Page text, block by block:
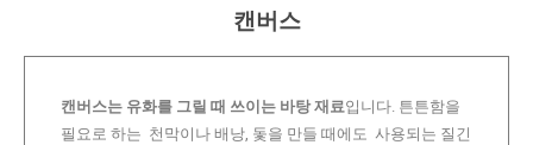
캔버스
캔버스는 유화를 그릴 때 쓰이는 바탕 재료입니다. 튼튼함을
필요로 하는 천막이나 배낭, 돛을 만들 때에도 사용되는 질긴